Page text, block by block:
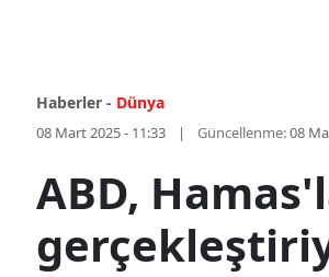
Haberler - Dünya
08 Mart 2025 - 11:33 Güncellenme:08
ABD,